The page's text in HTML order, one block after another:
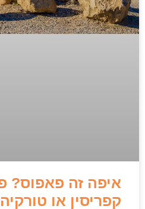
איפה זה פאפוס?
קפריסין או